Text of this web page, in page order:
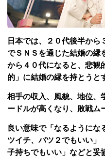
日本では、２０代後半から
でＳＮＳを通じた結婚の縁
から４０代になると、悲観
的」に結婚の縁を持とうと
相手の収入、風貌、地位、
ードルが高くなり、敗戦ム
良い意味で「なるように
ツイチ、バツ２でもいい」
子持ちでもいい」などと妥